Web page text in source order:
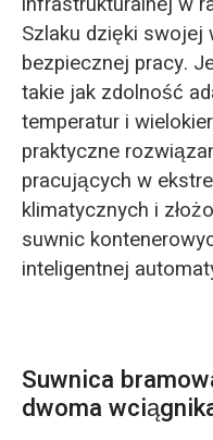
Szlaku dzięki swojej
bezpiecznej pracy.
takie jak zdolność
temperatur i
praktyczne
pracujących w
klimatycznych i
suwnic
inteligentnej
Suwnica
dwoma